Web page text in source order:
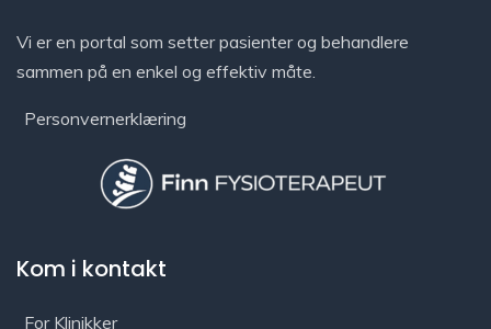
Vi er en portal som setter pasienter og behandlere
sammen på en enkel og effektiv måte.
Personvernerklæring
Kom i kontakt
For Klinikker